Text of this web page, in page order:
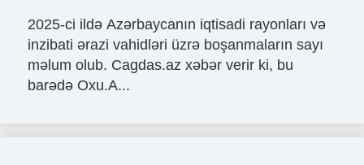
2025-ci ildə Azərbaycanın iqtisadi rayonları və
inzibati ərazi vahidləri üzrə boşanmaların sayı
məlum olub. Cagdas.az xəbər verir ki, bu
barədə Oxu.A...